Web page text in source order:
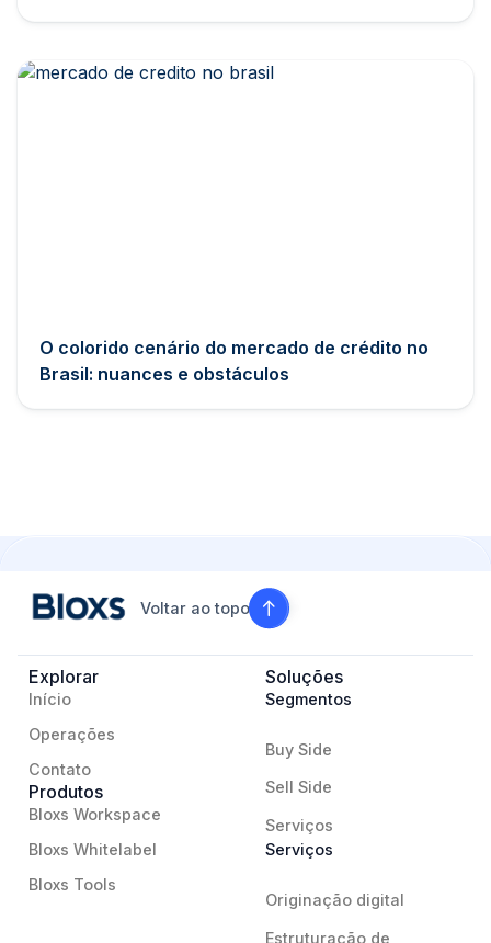
O colorido cenário do mercado de crédito no
Brasil: nuances e obstáculos
Voltar ao topo
Explorar
Início
Operações
Contato
Produtos
Bloxs Workspace
Bloxs Whitelabel
Bloxs Tools
Soluções
Segmentos
Buy Side
Sell Side
Serviços
Serviços
Originação digital
Estruturação de